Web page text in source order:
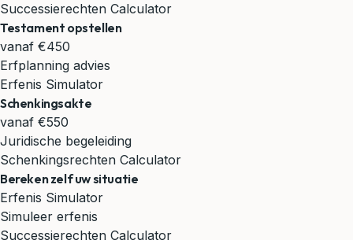
Successierechten Calculator
Testament opstellen
vanaf €450
Erfplanning advies
Erfenis Simulator
Schenkingsakte
vanaf €550
Juridische begeleiding
Schenkingsrechten Calculator
Bereken zelf uw situatie
Erfenis Simulator
Simuleer erfenis
Successierechten Calculator